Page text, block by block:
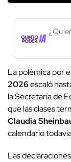
La polémica por
2026escaló
la Secretaría de
que las clases
Claudia
calendario
Las